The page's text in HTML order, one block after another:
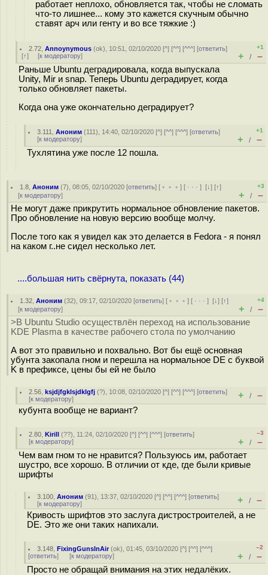
работает неплохо, обновляется так, чтобы не сломать
что-то лишнее... кому это кажется скучным обычно
ставят арч или генту и во все тяжкие :)
2.72 ,Annoynymous (ok), 10:51, 02/10/2020 [^] [^^] [^^^] [ответить]
[↑] [к модератору]
+1
+ / –
Раньше Ubuntu деградировала, когда выпускала
Unity, Mir и snap. Теперь Ubuntu деградирует, когда
только обновляет пакеты.
Когда она уже окончательно деградирует?
3.111 ,Аноним (111), 14:40, 02/10/2020 [^] [^^] [^^^] [ответить]
[к модератору]
+1
+ / –
Тухлятина уже после 12 пошла.
1.8 ,Аноним (7), 08:05, 02/10/2020 [ответить] [ ﹢﹢﹢] [ · · ·][↓] [↑]
[к модератору]
+3
+ / –
Не могут даже прикрутить нормальное обновление пакетов.
Про обновление на новую версию вообще молчу.
После того как я увидел как это делается в Fedora - я понял
на каком г..не сидел несколько лет.
....большая нить свёрнута, показать (44)
1.32 ,Аноним (32), 09:17, 02/10/2020 [ответить] [ ﹢﹢﹢] [ · · ·][↓] [↑]
[к модератору]
+4
+ / –
>В Ubuntu Studio осуществлён переход на использование
KDE Plasma в качестве рабочего стола по умолчанию
А вот это правильно и похвально. Вот бы ещё основная
убунта закопала гном и перешла на нормальное DE с буквой
K в префиксе, цены бы ей не было
2.56 ,ksjdjfgklsjdklgfj (?), 10:08, 02/10/2020 [^] [^^] [^^^] [ответить]
[к модератору] + / –
кубунта вообще не вариант?
2.80 ,Kirill (??), 11:24, 02/10/2020 [^] [^^] [^^^] [ответить]
[к модератору]
–3
+ / –
Чем вам гном то не нравится? Пользуюсь им, работает
шустро, все хорошо. В отличии от кде, где были кривые
шрифты
3.100 ,Аноним (91), 13:37, 02/10/2020 [^] [^^] [^^^] [ответить]
[к модератору] + / –
Кривость шрифтов это заслуга дистростроителей, а не
DE. Это же они таких напихали.
3.148 ,FixingGunsInAir(ok), 01:45, 03/10/2020 [^] [^^] [^^^]
[ответить] [к модератору]
–2
+ / –
Просто не обращай внимания на этих недалёких.